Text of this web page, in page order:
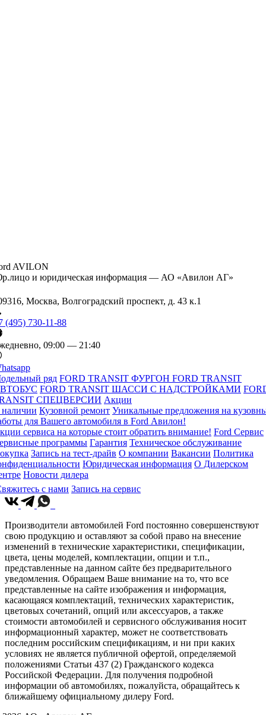
AVILON
и юридическая информация — АО «Авилон АГ»
Москва, Волгоградский проспект, д. 43 к.1
(495) 730-11-88
09:00 — 21:40
ряд FORD TRANSIT ФУРГОН FORD TRANSIT
FORD TRANSIT ШАССИ С НАДСТРОЙКАМИ
СПЕЦВЕРСИИ Акции
Кузовной ремонт Уникальные предложения на
для Вашего автомобиля в Ford Авилон!
сервиса на которые стоит обратить внимание! Ford Сервис
программы Гарантия Техническое обслуживание
Запись на тест-драйв О компании Вакансии Политика
Юридическая информация О Дилерском
Новости дилера
с нами Запись на сервис
Производители автомобилей Ford постоянно совершенствуют
свою продукцию и оставляют за собой право на внесение
изменений в технические характеристики, спецификации,
цвета, цены моделей, комплектации, опции и т.п.,
представленные на данном сайте без предварительного
уведомления. Обращаем Ваше внимание на то, что все
представленные на сайте изображения и информация,
касающаяся комплектаций, технических характеристик,
цветовых сочетаний, опций или аксессуаров, а также
стоимости автомобилей и сервисного обслуживания носит
информационный характер, может не соответствовать
последним российским спецификациям, и ни при каких
условиях не является публичной офертой, определяемой
положениями Статьи 437 (2) Гражданского кодекса
Российской Федерации. Для получения подробной
информации об автомобилях, пожалуйста, обращайтесь к
ближайшему официальному дилеру Ford.